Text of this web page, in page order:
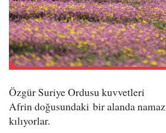
Özgür Suriye Ordusu kuvvetleri
Afrin doğusundaki bir alanda namaz
kılıyorlar.